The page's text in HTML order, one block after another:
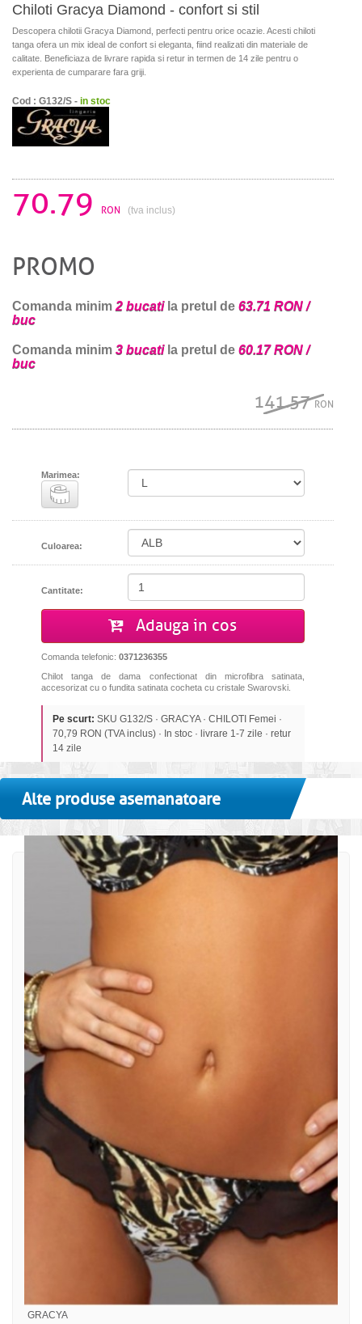
Chiloti Gracya Diamond - confort si stil
Descopera chilotii Gracya Diamond, perfecti pentru orice ocazie. Acesti chiloti
tanga ofera un mix ideal de confort si eleganta, fiind realizati din materiale de
calitate. Beneficiaza de livrare rapida si retur in termen de 14 zile pentru o
experienta de cumparare fara griji.
Cod : G132/S - in stoc
70.79 RON (tva inclus)
PROMO
Comanda minim 2 bucatila pretul de 63.71 RON /
buc
Comanda minim 3 bucatila pretul de 60.17 RON /
buc
141.57RON
Marimea:
Culoarea:
Cantitate:
Adauga in cos
Comanda telefonic: 0371236355
Chilot tanga de dama confectionat din microfibra satinata,
accesorizat cu o fundita satinata cocheta cu cristale Swarovski.
Pe scurt: SKU G132/S · GRACYA · CHILOTI Femei ·
70,79 RON (TVA inclus) · In stoc · livrare 1-7 zile · retur
14 zile
Alte produse asemanatoare
GRACYA